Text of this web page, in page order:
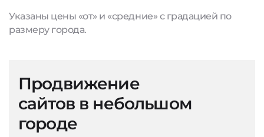
Указаны цены «от» и «средние» с градацией по
размеру города.
Продвижение
сайтов в небольшом
городе